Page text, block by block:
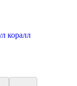
коралл